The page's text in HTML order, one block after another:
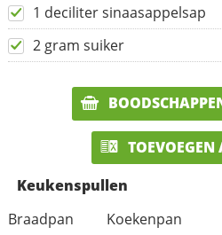
1 deciliter sinaasappelsap
2 gram suiker
Keukenspullen
Braadpan
Koekenpan